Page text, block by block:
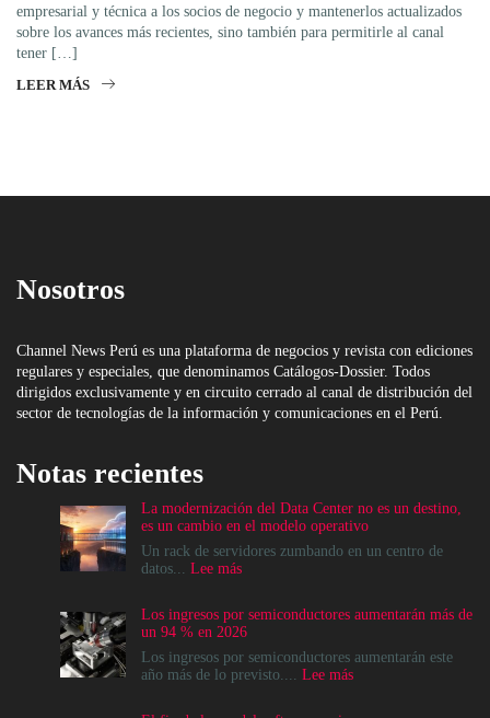
empresarial y técnica a los socios de negocio y mantenerlos actualizados
sobre los avances más recientes, sino también para permitirle al canal
tener […]
LEER MÁS
Nosotros
Channel News Perú es una plataforma de negocios y revista con ediciones
regulares y especiales, que denominamos Catálogos-Dossier. Todos
dirigidos exclusivamente y en circuito cerrado al canal de distribución del
sector de tecnologías de la información y comunicaciones en el Perú.
Notas recientes
La modernización del Data Center no es un destino,
es un cambio en el modelo operativo
Un rack de servidores zumbando en un centro de
datos... Lee más:
del
Data
Center
no
Los ingresos por semiconductores aumentarán más de
un 94 % en 2026
Los ingresos por semiconductores aumentarán este
año más de lo previsto.... Lee más: